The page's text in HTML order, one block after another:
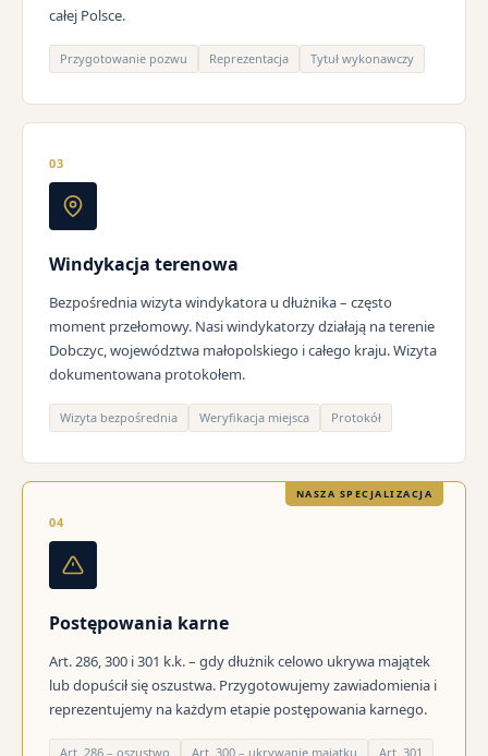
całej Polsce.
Przygotowanie pozwu Reprezentacja Tytuł wykonawczy
03
Windykacja terenowa
Bezpośrednia wizyta windykatora u dłużnika – często
moment przełomowy. Nasi windykatorzy działają na terenie
Dobczyc, województwa małopolskiego i całego kraju. Wizyta
dokumentowana protokołem.
Wizyta bezpośrednia Weryfikacja miejsca Protokół
NASZA SPECJALIZACJA
04
Postępowania karne
Art. 286, 300 i 301 k.k. – gdy dłużnik celowo ukrywa majątek
lub dopuścił się oszustwa. Przygotowujemy zawiadomienia i
reprezentujemy na każdym etapie postępowania karnego.
Art. 286 – oszustwo Art. 300 – ukrywanie majątku Art. 301